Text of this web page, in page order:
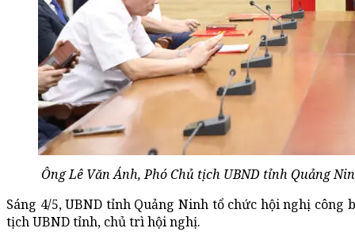
Ông Lê Văn Ánh, Phó Chủ tịch UBND tỉnh Quảng
Sáng 4/5, UBND tỉnh Quảng Ninh tổ chức hội nghị công
tịch UBND tỉnh, chủ trì hội nghị.